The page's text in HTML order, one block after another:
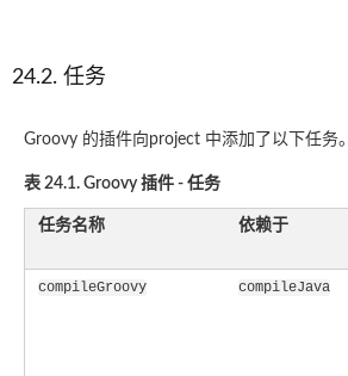
24.2. 任务
Groovy 的插件向project 中添加了以下任务。
表 24.1. Groovy 插件 - 任务
任务名称 依赖于
compileGroovy compileJava